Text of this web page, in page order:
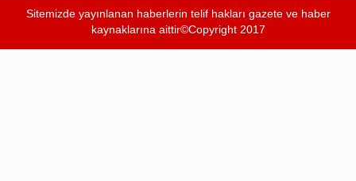
Sitemizde yayınlanan haberlerin telif hakları gazete ve haber
kaynaklarına aittir©Copyright 2017